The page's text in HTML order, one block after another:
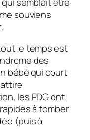
qui semblait être
souviens
le temps est
des
bébé qui court
les PDG ont
à tomber
(puis à